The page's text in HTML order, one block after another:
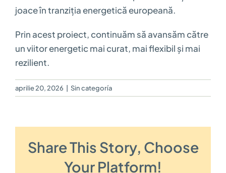
joace în tranziția energetică europeană.
Prin acest proiect, continuăm să avansăm către
un viitor energetic mai curat, mai flexibil și mai
rezilient.
aprilie 20, 2026 Sin categoría
Share This Story, Choose
Your Platform!